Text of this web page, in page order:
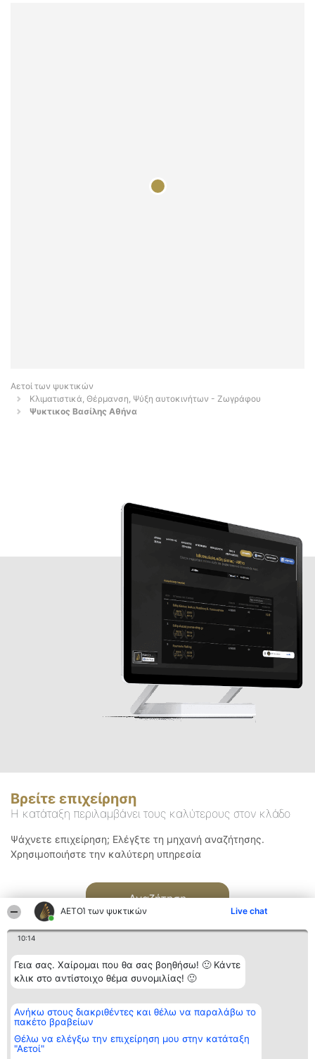
ΑΕΤΟΊ των ψυκτικών Live chat
10:14
Γεια σας. Χαίρομαι που θα σας βοηθήσω! 🙂 Κάντε
κλικ στο αντίστοιχο θέμα συνομιλίας! 🙂
Ανήκω στους διακριθέντες και θέλω να παραλάβω το
πακέτο βραβείων
Θέλω να ελέγξω την επιχείρηση μου στην κατάταξη
"Αετοί"
Αετοί των ψυκτικών
Κλιματιστικά, Θέρμανση, Ψύξη αυτοκινήτων - Ζωγράφου
Ψυκτικος Βασίλης Αθήνα
Βρείτε επιχείρηση
Η κατάταξη περιλαμβάνει τους καλύτερους στον κλάδο
Ψάχνετε επιχείρηση; Ελέγξτε τη μηχανή αναζήτησης.
Χρησιμοποιήστε την καλύτερη υπηρεσία
Αναζήτηση
Διοργανωτής της
κατάταξης
BEAUTIFUL COMPANY
ΤΗΛ. ΕΠΙΚΟΙΝΩΝΙΑΣ:
2104128019
Κατάταξη
Διακριθέντες
των
διακριθέντων
Επικοινωνία
Επικοινωνία